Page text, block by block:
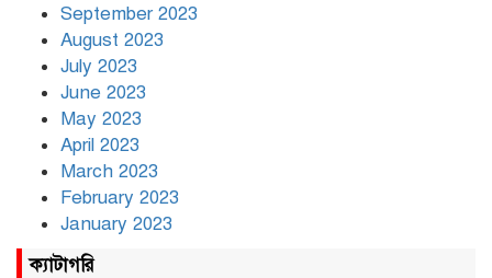
September 2023
August 2023
July 2023
June 2023
May 2023
April 2023
March 2023
February 2023
January 2023
ক্যাটাগরি